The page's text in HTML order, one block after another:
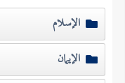
الإسلام
الإيمان